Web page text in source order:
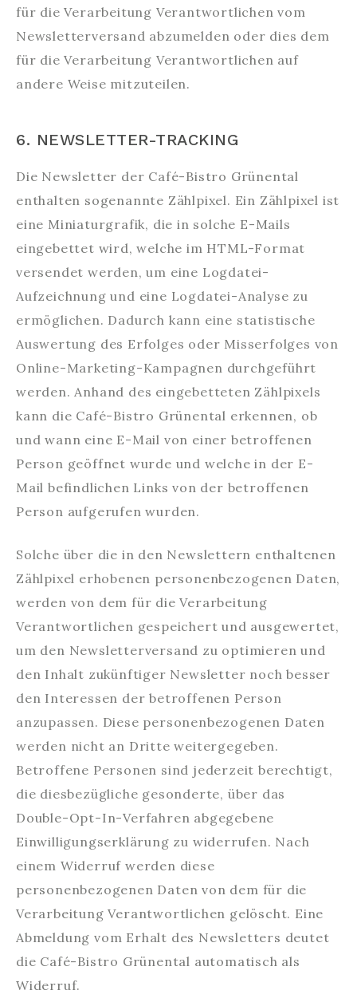
für die Verarbeitung Verantwortlichen vom
Newsletterversand abzumelden oder dies dem
für die Verarbeitung Verantwortlichen auf
andere Weise mitzuteilen.
6. NEWSLETTER-TRACKING
Die Newsletter der Café-Bistro Grünental
enthalten sogenannte Zählpixel. Ein Zählpixel ist
eine Miniaturgrafik, die in solche E-Mails
eingebettet wird, welche im HTML-Format
versendet werden, um eine Logdatei-
Aufzeichnung und eine Logdatei-Analyse zu
ermöglichen. Dadurch kann eine statistische
Auswertung des Erfolges oder Misserfolges von
Online-Marketing-Kampagnen durchgeführt
werden. Anhand des eingebetteten Zählpixels
kann die Café-Bistro Grünental erkennen, ob
und wann eine E-Mail von einer betroffenen
Person geöffnet wurde und welche in der E-
Mail befindlichen Links von der betroffenen
Person aufgerufen wurden.
Solche über die in den Newslettern enthaltenen
Zählpixel erhobenen personenbezogenen Daten,
werden von dem für die Verarbeitung
Verantwortlichen gespeichert und ausgewertet,
um den Newsletterversand zu optimieren und
den Inhalt zukünftiger Newsletter noch besser
den Interessen der betroffenen Person
anzupassen. Diese personenbezogenen Daten
werden nicht an Dritte weitergegeben.
Betroffene Personen sind jederzeit berechtigt,
die diesbezügliche gesonderte, über das
Double-Opt-In-Verfahren abgegebene
Einwilligungserklärung zu widerrufen. Nach
einem Widerruf werden diese
personenbezogenen Daten von dem für die
Verarbeitung Verantwortlichen gelöscht. Eine
Abmeldung vom Erhalt des Newsletters deutet
die Café-Bistro Grünental automatisch als
Widerruf.